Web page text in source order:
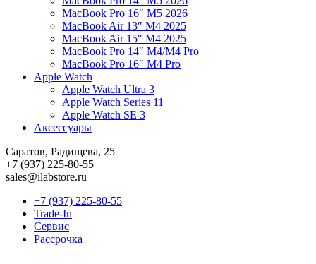
MacBook Pro 16″ M5 2026
MacBook Air 13″ M4 2025
MacBook Air 15″ M4 2025
MacBook Pro 14″ M4/M4 Pro
MacBook Pro 16″ M4 Pro
Apple Watch
Apple Watch Ultra 3
Apple Watch Series 11
Apple Watch SE 3
Аксессуары
Саратов, Радищева, 25
+7 (937) 225-80-55
sales@ilabstore.ru
+7 (937) 225-80-55
Trade-In
Сервис
Рассрочка